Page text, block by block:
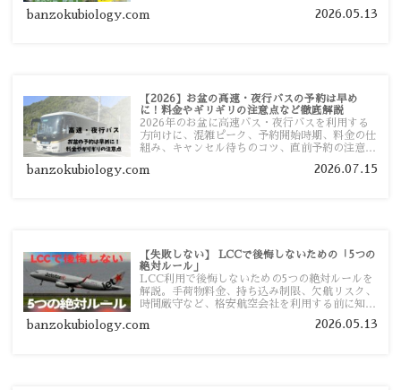
banzokubiology.com 2026.05.13
【2026】お盆の高速・夜行バスの予約は早め
に！料金やギリギリの注意点など徹底解説
2026年のお盆に高速バス・夜行バスを利用する
方向けに、混雑ピーク、予約開始時期、料金の仕
組み、キャンセル待ちのコツ、直前予約の注意点
banzokubiology.com 2026.07.15
【失敗しない】 LCCで後悔しないための「5つの
絶対ルール」
LCC利用で後悔しないための5つの絶対ルールを
解説。手荷物料金、持ち込み制限、欠航リスク、
時間厳守など、格安航空会社を利用する前に知っ
す。
banzokubiology.com 2026.05.13